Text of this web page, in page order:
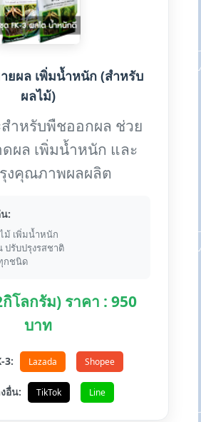
ายผล เพิ่มน้ำหนัก (สำหรับ
ผลไม้)
ำหรับพืชออกผล ช่วย
ผล เพิ่มน้ำหนัก และ
งคุณภาพผลผลิต
:
ม้ เพิ่มน้ำหนัก
ปรับปรุงรสชาติ
กชนิด
โลกรัม) ราคา : 950
บาท
3: Lazada Shopee
อื่น: TikTok Line